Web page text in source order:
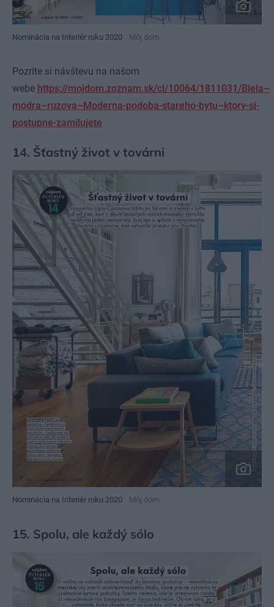
Nominácia na Interiér roku 2020 Môj dom
Pozrite si návštevu na našom
webe https://mojdom.zoznam.sk/cl/10064/1811031/Biela–
modra–ruzova–Moderna-podoba-stareho-bytu–ktory-si-
postupne-zamilujete
14. Šťastný život v továrni
Nominácia na Interiér roku 2020 Môj dom
15. Spolu, ale každý sólo